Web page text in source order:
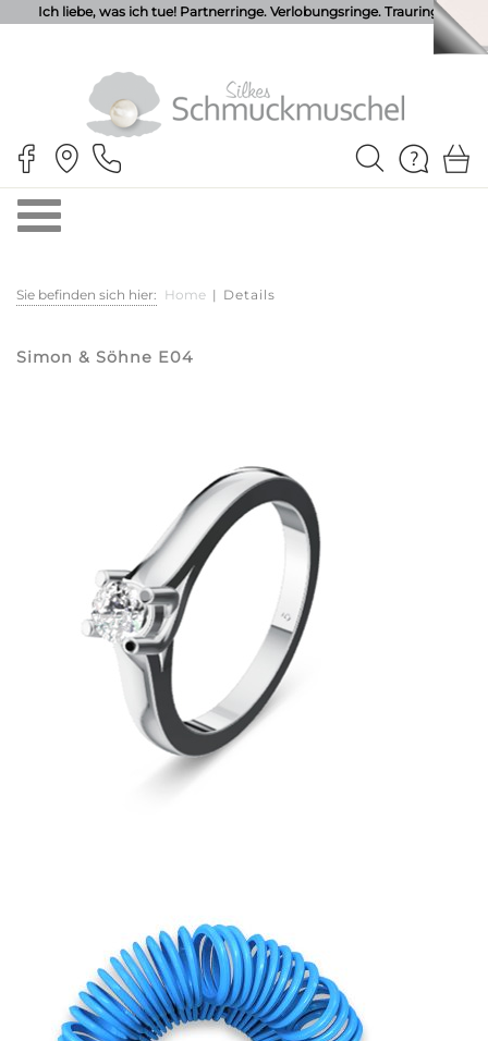
Ich liebe, was ich tue! Partnerringe. Verlobungsringe. Trauringe.
Sie befinden sich hier: Home | Details
Simon & Söhne E04